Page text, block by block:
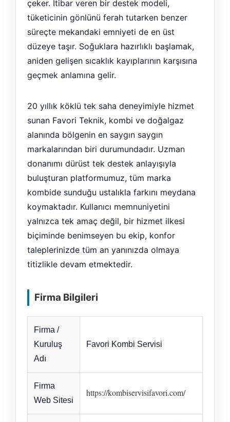
çeker. İtibar veren bir destek modeli,
tüketicinin gönlünü ferah tutarken benzer
süreçte mekandaki emniyeti de en üst
düzeye taşır. Soğuklara hazırlıklı başlamak,
aniden gelişen sıcaklık kayıplarının karşısına
geçmek anlamına gelir.
20 yıllık köklü tek saha deneyimiyle hizmet
sunan Favori Teknik, kombi ve doğalgaz
alanında bölgenin en saygın saygın
markalarından biri durumundadır. Uzman
donanımı dürüst tek destek anlayışıyla
buluşturan platformumuz, tüm marka
kombide sunduğu ustalıkla farkını meydana
koymaktadır. Kullanıcı memnuniyetini
yalnızca tek amaç değil, bir hizmet ilkesi
biçiminde benimseyen bu ekip, konfor
taleplerinizde tüm an yanınızda olmaya
titizlikle devam etmektedir.
Firma Bilgileri
Firma /
Kuruluş
Adı
Favori Kombi Servisi
Firma
Web Sitesi
https://kombiservisifavori.com/